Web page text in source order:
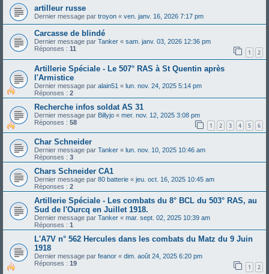
artilleur russe
Dernier message par troyon « ven. janv. 16, 2026 7:17 pm
Carcasse de blindé
Dernier message par Tanker « sam. janv. 03, 2026 12:36 pm
Réponses : 11 1 2
Artillerie Spéciale - Le 507° RAS à St Quentin après
l'Armistice
Dernier message par alain51 « lun. nov. 24, 2025 5:14 pm
Réponses : 2
Recherche infos soldat AS 31
Dernier message par Billyjo « mer. nov. 12, 2025 3:08 pm
Réponses : 58 1 2 3 4 5 6
Char Schneider
Dernier message par Tanker « lun. nov. 10, 2025 10:46 am
Réponses : 3
Chars Schneider CA1
Dernier message par 80 batterie « jeu. oct. 16, 2025 10:45 am
Réponses : 2
Artillerie Spéciale - Les combats du 8° BCL du 503° RAS, au
Sud de l'Ourcq en Juillet 1918.
Dernier message par Tanker « mar. sept. 02, 2025 10:39 am
Réponses : 1
L'A7V n° 562 Hercules dans les combats du Matz du 9 Juin
1918
Dernier message par feanor « dim. août 24, 2025 6:20 pm
Réponses : 19 1 2